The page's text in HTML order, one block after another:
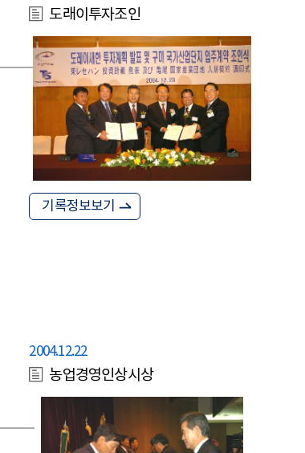
도래이투자조인
기록정보보기
2004.12.22
농업경영인상시상